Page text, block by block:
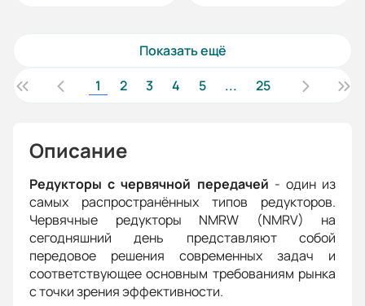
Показать ещё
1
2 3 4 5 ... 25
Описание
Редукторы с червячной передачей - один из
самых распространённых типов редукторов.
Червячные редукторы NMRW (NMRV) на
сегодняшний день представляют собой
передовое решения современных задач и
соответствующее основным требованиям рынка
с точки зрения эффективности.